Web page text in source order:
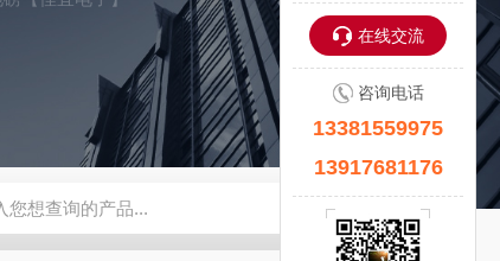
钢瓶秤 云南电子秤厂家 钢瓶电子秤 无
在线交流
咨询电话
13381559975
13917681176